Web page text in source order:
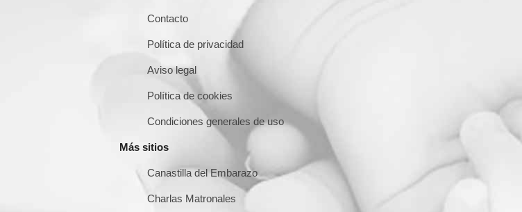
Contacto
Política de privacidad
Aviso legal
Política de cookies
Condiciones generales de uso
Más sitios
Canastilla del Embarazo
Charlas Matronales